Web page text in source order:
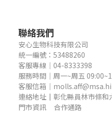
聯絡我們
安心生物科技有限公司
統一編號：53488260
客服專線｜04-8333398
服務時間｜周一~周五
客服信箱｜
連絡地址 ｜ 彰化縣員林市條和
門市資訊 合作通路